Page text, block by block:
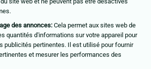
des annonces: Cela permet aux sites web de
quantités d'informations sur votre appareil pour
publicités pertinentes. Il est utilisé pour fournir
et mesurer les performances des